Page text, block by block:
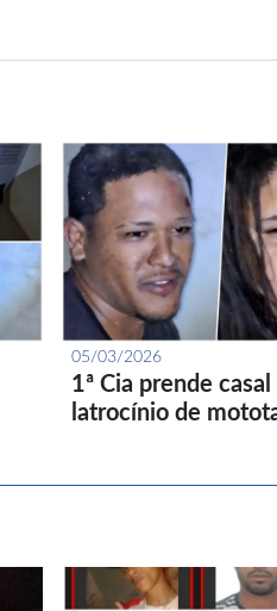
05/03/2026
1ª Cia prende
latrocínio de